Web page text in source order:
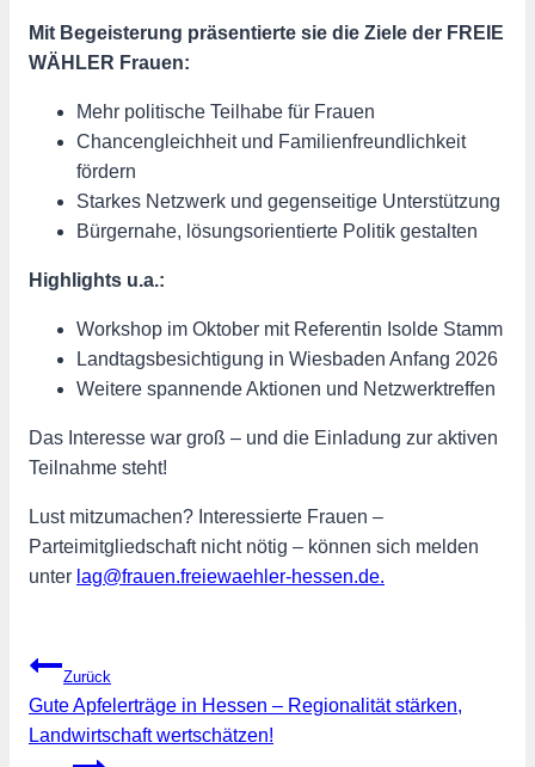
Mit Begeisterung präsentierte sie die Ziele der FREIE
WÄHLER Frauen:
Mehr politische Teilhabe für Frauen
Chancengleichheit und Familienfreundlichkeit
fördern
Starkes Netzwerk und gegenseitige Unterstützung
Bürgernahe, lösungsorientierte Politik gestalten
Highlights u.a.:
Workshop im Oktober mit Referentin Isolde Stamm
Landtagsbesichtigung in Wiesbaden Anfang 2026
Weitere spannende Aktionen und Netzwerktreffen
Das Interesse war groß – und die Einladung zur aktiven
Teilnahme steht!
Lust mitzumachen? Interessierte Frauen –
Parteimitgliedschaft nicht nötig – können sich melden
unter lag@frauen.freiewaehler-hessen.de.
Beitragsnavigation
Zurück
Gute Apfelerträge in Hessen – Regionalität stärken,
Landwirtschaft wertschätzen!